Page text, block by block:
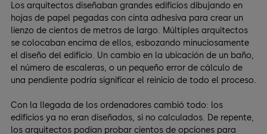
Los arquitectos diseñaban grandes edificios dibujando en
hojas de papel pegadas con cinta adhesiva para crear un
lienzo de cientos de metros de largo. Múltiples arquitectos
se colocaban encima de ellos, esbozando minuciosamente
el diseño del edificio. Un cambio en la ubicación de un baño,
el número de escaleras, o un pequeño error de cálculo de
una pendiente podría significar el reinicio de todo el proceso.
Con la llegada de los ordenadores cambió todo: los
edificios ya no eran diseñados, si no calculados. De repente,
los arquitectos podían probar cientos de opciones para